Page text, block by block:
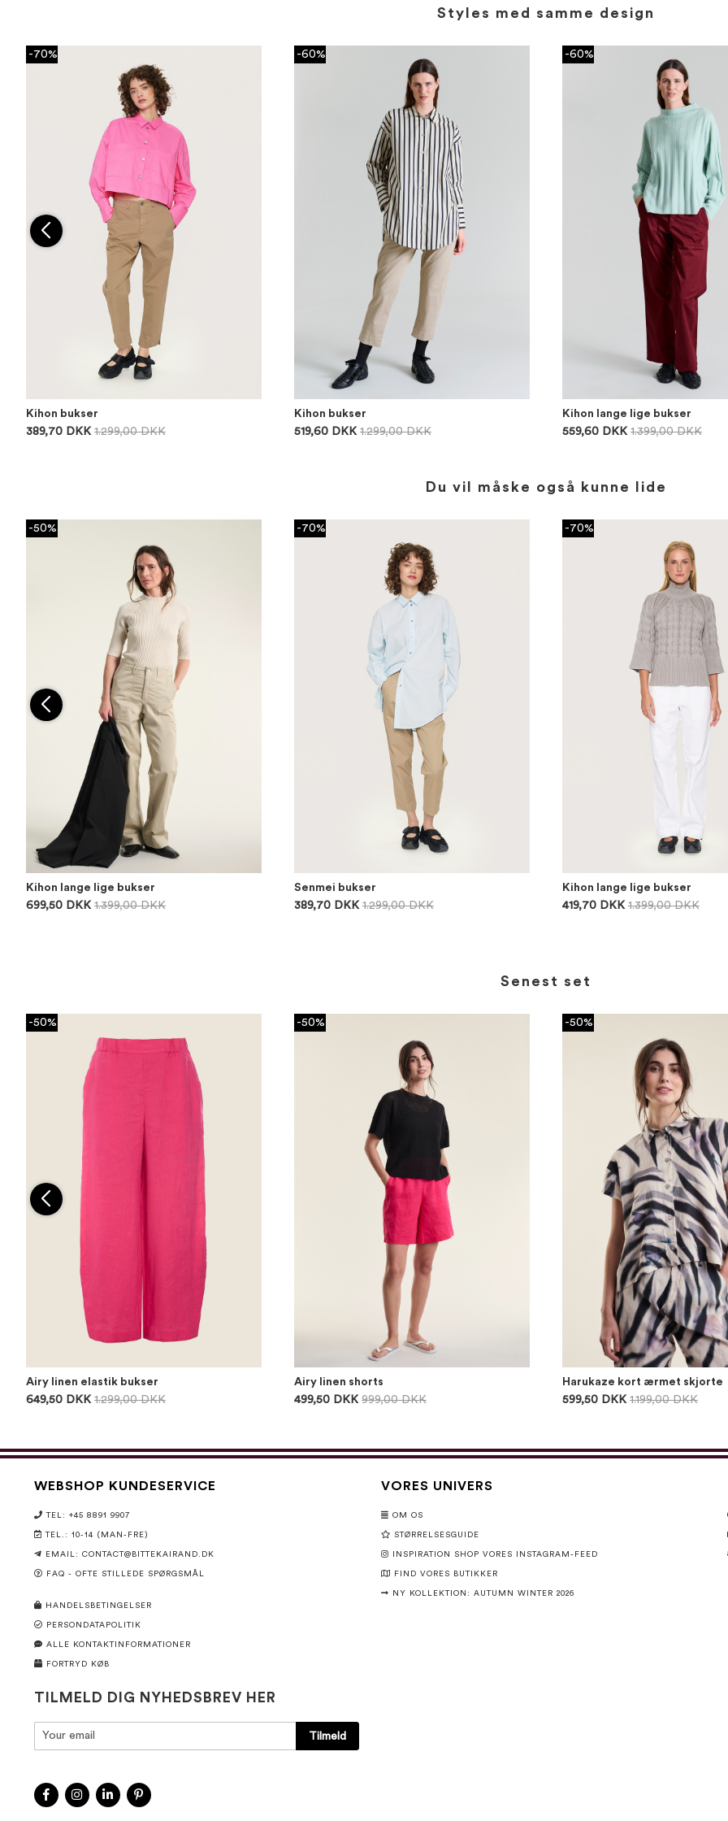
Styles med samme design
-70%
Kihon bukser
389,70 DKK 1.299,00 DKK
-60%
Kihon bukser
519,60 DKK 1.299,00 DKK
-60%
Kihon lange lige bukser
559,60 DKK 1.399,00 DKK
Du vil måske også kunne lide
-50%
Kihon lange lige bukser
699,50 DKK 1.399,00 DKK
-70%
Senmei bukser
389,70 DKK 1.299,00 DKK
-70%
Kihon lange lige bukser
419,70 DKK 1.399,00 DKK
Senest set
-50%
Airy linen elastik bukser
649,50 DKK 1.299,00 DKK
-50%
Airy linen shorts
499,50 DKK 999,00 DKK
-50%
Harukaze kort ærmet skjorte
599,50 DKK 1.199,00 DKK
WEBSHOP KUNDESERVICE
TEL: +45 8891 9907
TEL.: 10-14 (MAN-FRE)
EMAIL: CONTACT@BITTEKAIRAND.DK
FAQ - OFTE STILLEDE SPØRGSMÅL
HANDELSBETINGELSER
PERSONDATAPOLITIK
ALLE KONTAKTINFORMATIONER
FORTRYD KØB
TILMELD DIG NYHEDSBREV HER
Tilmeld
VORES UNIVERS
OM OS
STØRRELSESGUIDE
INSPIRATION SHOP VORES INSTAGRAM-FEED
FIND VORES BUTIKKER
NY KOLLEKTION: AUTUMN WINTER 2026